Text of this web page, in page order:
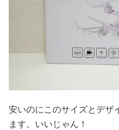
安いのにこのサイズとデザ
ます。いいじゃん！